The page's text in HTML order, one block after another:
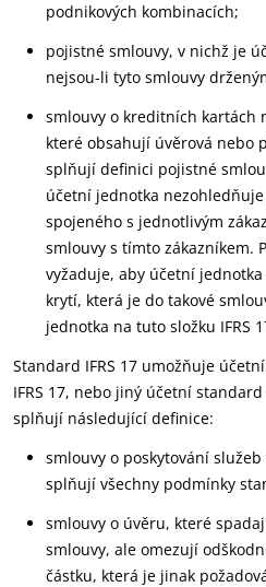
podnikových kombinacích;
pojistné smlouvy, v nichž je
nejsou-li tyto smlouvy
smlouvy o kreditních kartách
které obsahují úvěrová nebo
splňují definici pojistné
účetní jednotka
spojeného s jednotlivým
smlouvy s tímto zákazníkem.
vyžaduje, aby účetní
krytí, která je do takové
jednotka na tuto složku IFRS
Standard IFRS 17 umožňuje
IFRS 17, nebo jiný účetní
splňují následující definice:
smlouvy o poskytování
splňují všechny podmínky
smlouvy o úvěru, které
smlouvy, ale omezují
částku, která je jinak